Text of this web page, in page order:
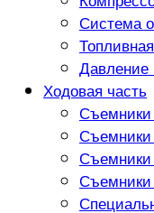
Система
Давление
Ходовая часть
Съемники
Съемники